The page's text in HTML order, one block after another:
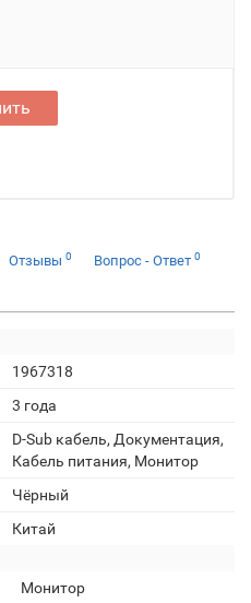
Отзывы 0 Вопрос - Ответ 0
1967318
3 года
D-Sub кабель, Документация,
Кабель питания, Монитор
Чёрный
Китай
Монитор